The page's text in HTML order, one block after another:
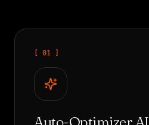
[ 01 ]
Auto-Optimizer AI